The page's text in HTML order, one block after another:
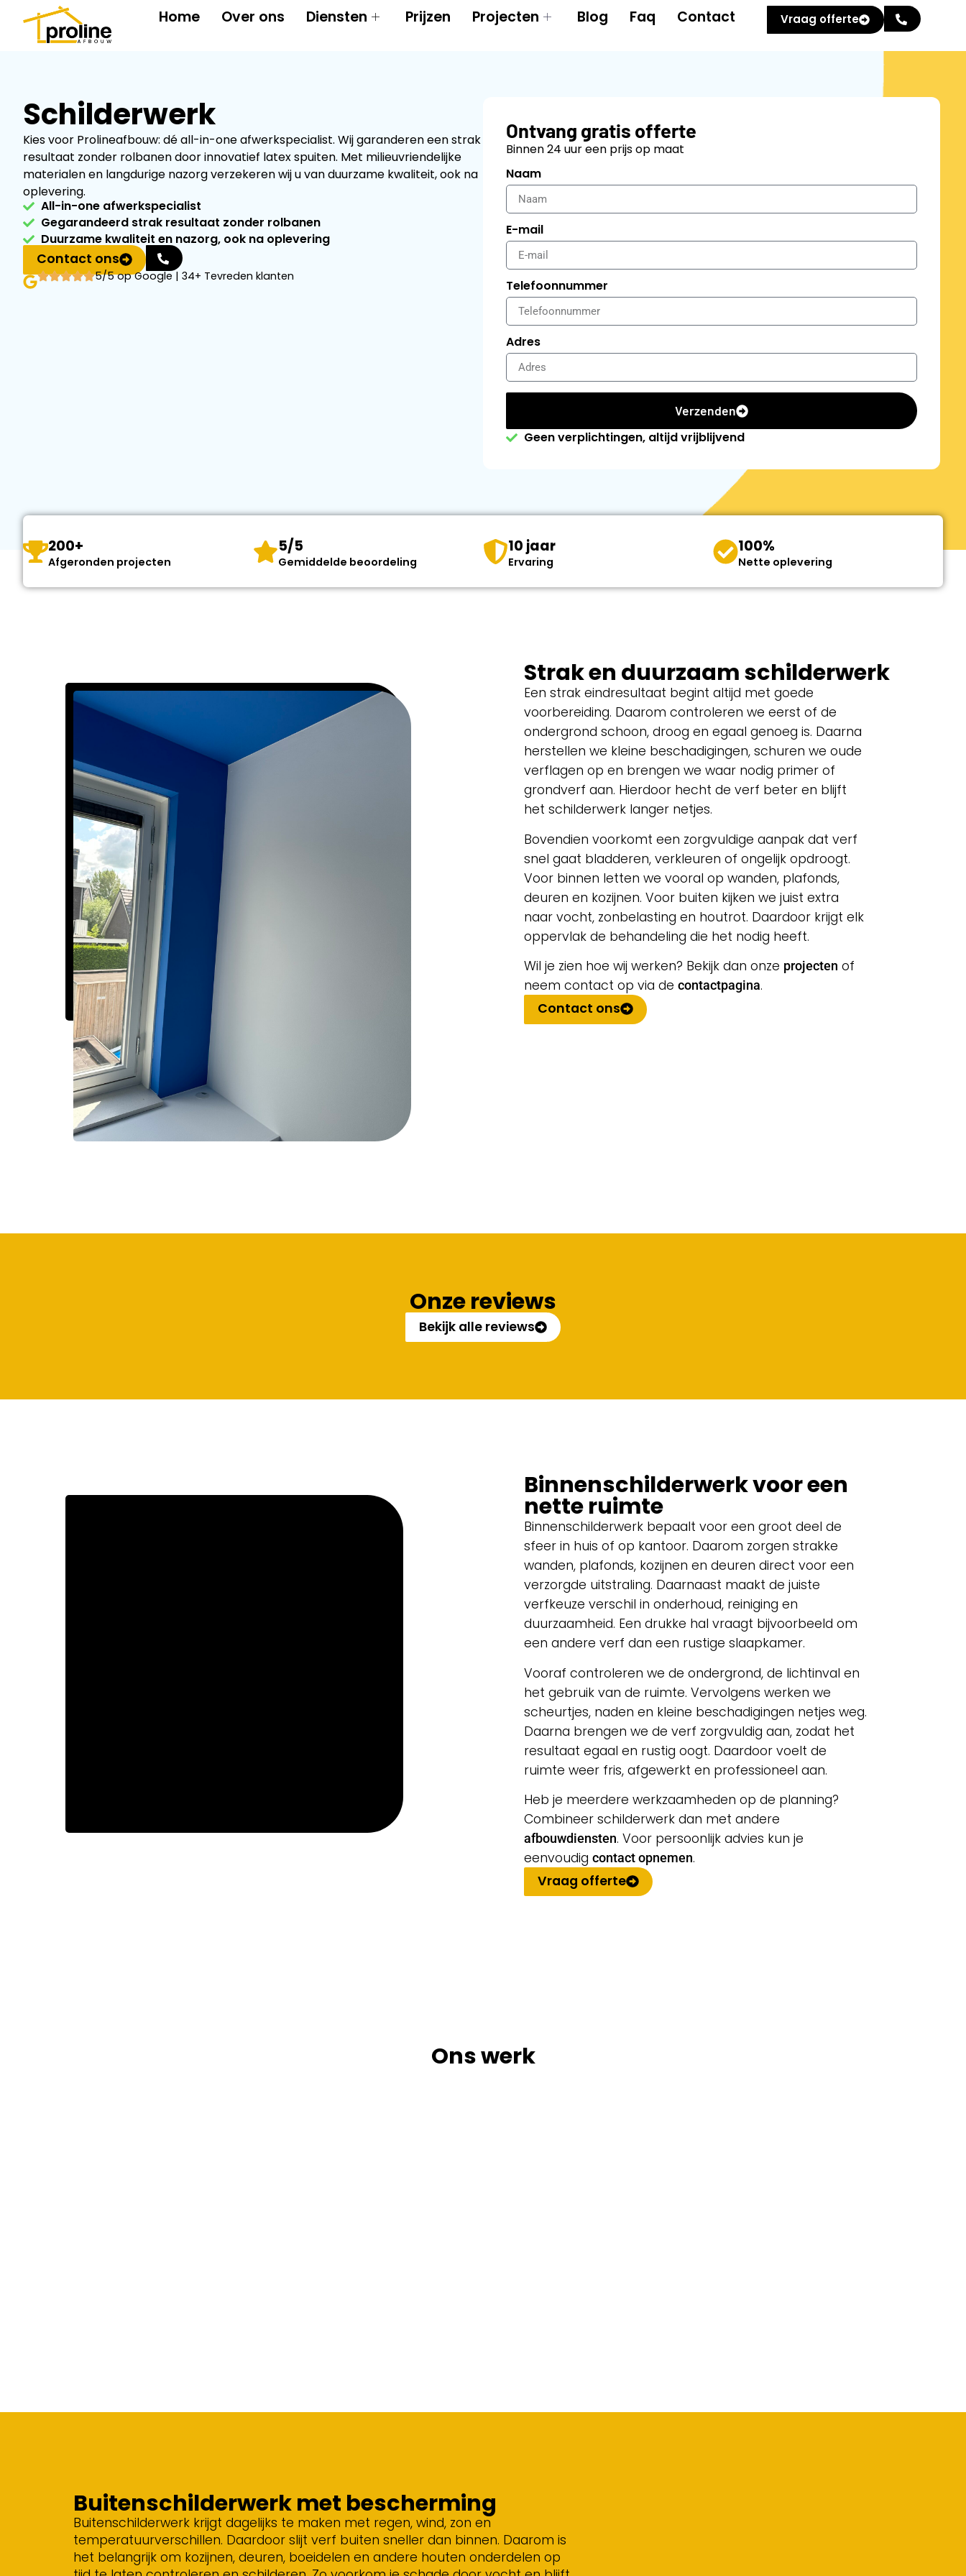
Home Over ons Diensten Prijzen Projecten Blog Faq Contact Vraag offerte
Schilderwerk
Kies voor Prolineafbouw: dé all-in-one afwerkspecialist. Wij garanderen een strak
resultaat zonder rolbanen door innovatief latex spuiten. Met milieuvriendelijke
materialen en langdurige nazorg verzekeren wij u van duurzame kwaliteit, ook na
oplevering.
All-in-one afwerkspecialist
Gegarandeerd strak resultaat zonder rolbanen
Duurzame kwaliteit en nazorg, ook na oplevering
Contact ons
5/5 op Google | 34+ Tevreden klanten
Ontvang gratis offerte
Binnen 24 uur een prijs op maat
Naam
E-mail
Telefoonnummer
Adres
Verzenden
Geen verplichtingen, altijd vrijblijvend
200+
Afgeronden projecten
5/5
Gemiddelde beoordeling
10 jaar
Ervaring
100%
Nette oplevering
Strak en duurzaam schilderwerk
Een strak eindresultaat begint altijd met goede
voorbereiding. Daarom controleren we eerst of de
ondergrond schoon, droog en egaal genoeg is. Daarna
herstellen we kleine beschadigingen, schuren we oude
verflagen op en brengen we waar nodig primer of
grondverf aan. Hierdoor hecht de verf beter en blijft
het schilderwerk langer netjes.
Bovendien voorkomt een zorgvuldige aanpak dat verf
snel gaat bladderen, verkleuren of ongelijk opdroogt.
Voor binnen letten we vooral op wanden, plafonds,
deuren en kozijnen. Voor buiten kijken we juist extra
naar vocht, zonbelasting en houtrot. Daardoor krijgt elk
oppervlak de behandeling die het nodig heeft.
Wil je zien hoe wij werken? Bekijk dan onze projecten of
neem contact op via de contactpagina.
Contact ons
Onze reviews
Bekijk alle reviews
Binnenschilderwerk voor een
nette ruimte
Binnenschilderwerk bepaalt voor een groot deel de
sfeer in huis of op kantoor. Daarom zorgen strakke
wanden, plafonds, kozijnen en deuren direct voor een
verzorgde uitstraling. Daarnaast maakt de juiste
verfkeuze verschil in onderhoud, reiniging en
duurzaamheid. Een drukke hal vraagt bijvoorbeeld om
een andere verf dan een rustige slaapkamer.
Vooraf controleren we de ondergrond, de lichtinval en
het gebruik van de ruimte. Vervolgens werken we
scheurtjes, naden en kleine beschadigingen netjes weg.
Daarna brengen we de verf zorgvuldig aan, zodat het
resultaat egaal en rustig oogt. Daardoor voelt de
ruimte weer fris, afgewerkt en professioneel aan.
Heb je meerdere werkzaamheden op de planning?
Combineer schilderwerk dan met andere
afbouwdiensten. Voor persoonlijk advies kun je
eenvoudig contact opnemen.
Vraag offerte
Ons werk
Buitenschilderwerk met bescherming
Buitenschilderwerk krijgt dagelijks te maken met regen, wind, zon en
temperatuurverschillen. Daardoor slijt verf buiten sneller dan binnen. Daarom is
het belangrijk om kozijnen, deuren, boeidelen en andere houten onderdelen op